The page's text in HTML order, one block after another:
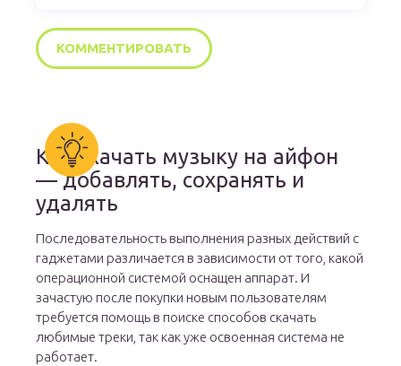
Как скачать музыку на айфон
— добавлять, сохранять и
удалять
Последовательность выполнения разных действий с
гаджетами различается в зависимости от того, какой
операционной системой оснащен аппарат. И
зачастую после покупки новым пользователям
требуется помощь в поиске способов скачать
любимые треки, так как уже освоенная система не
работает.